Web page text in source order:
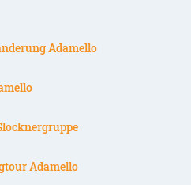
Adamello
Adamello